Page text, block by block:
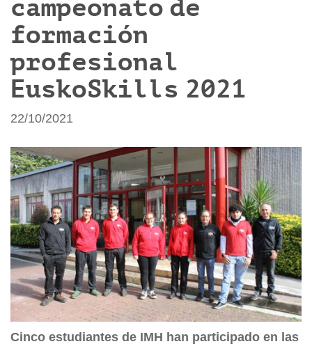
campeonato de
formación
profesional
EuskoSkills 2021
22/10/2021
Cinco estudiantes de IMH han participado en las